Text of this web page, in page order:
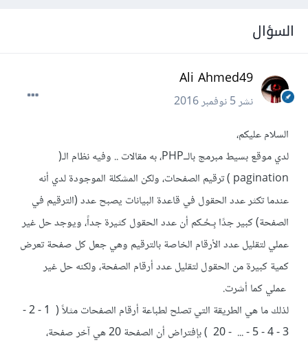
السؤال
Ali Ahmed49
نشر5 نوفمبر 2016
السلام عليكم،
لدي موقع بسيط مبرمج بالــPHP، به مقالات .. وفيه نظام الـ(
pagination ) ترقيم الصفحات، ولكن المشكلة الموجودة لدي أنه
عندما تكثر عدد الحقول في قاعدة البيانات يصبح عدد (الترقيم في
الصفحة) كبير جدًا بِـحُـكم أن عدد الحقول كثيرة جداً، ويوجد حل غير
عملي لتقليل عدد الأرقام الخاصة بالترقيم وهي جعل كل صفحة تعرض
كمية كبيرة من الحقول لتقليل عدد أرقام الصفحة، ولكنه حل غير
عملي كما أشرت.
لذلك ما هي الطريقة التي تصلح لطباعة أرقام الصفحات مثلاً ( 1 - 2 -
3 - 4 - 5 - ... - 20 ) بإفتراض أن الصفحة 20 هي آخر صفحة،